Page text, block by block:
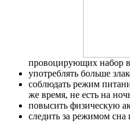
провоцирующих набор
употреблять больше
соблюдать режим
же время, не есть на
повысить физическую
следить за режимом сна